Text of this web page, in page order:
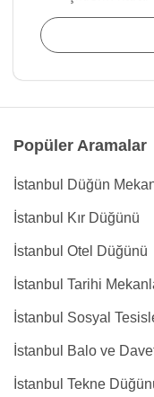
Popüler Aramalar
İstanbul Düğün
İstanbul Kır Düğünü
İstanbul Otel Düğünü
İstanbul Tarihi
İstanbul Sosyal
İstanbul Balo ve
İstanbul Tekne